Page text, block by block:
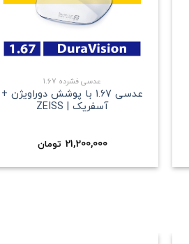
+
عدسی فشرده 1.67
عدسی 1.67 با پوشش دوراویژن +
آسفریک | ZEISS
21,200,000 تومان